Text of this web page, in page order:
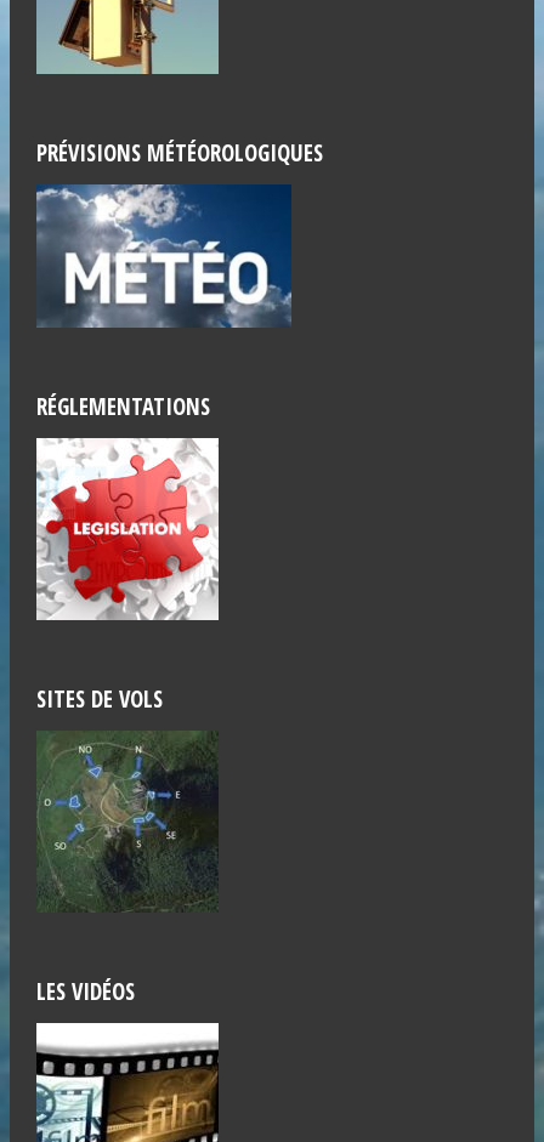
PRÉVISIONS MÉTÉOROLOGIQUES
RÉGLEMENTATIONS
SITES DE VOLS
LES VIDÉOS